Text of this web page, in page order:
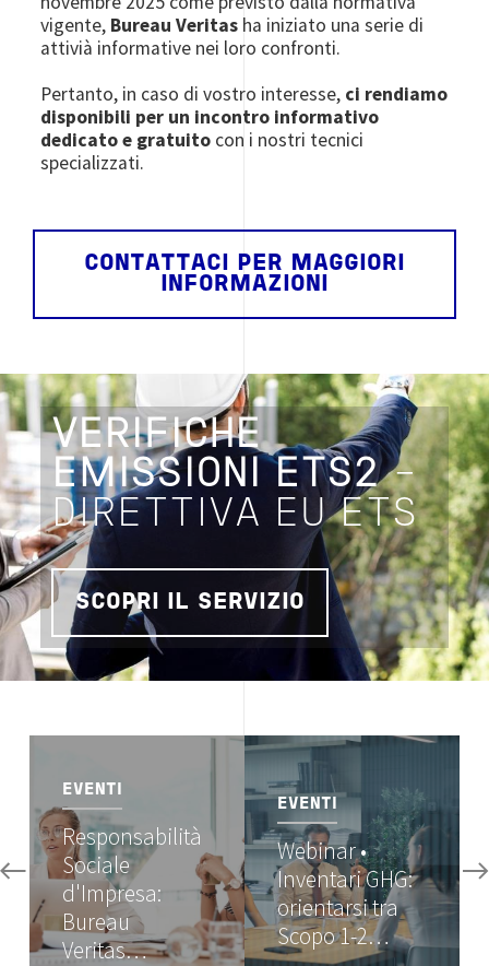
vigente, Bureau Veritas ha iniziato una serie di
attivià informative nei loro confronti.
Pertanto, in caso di vostro interesse, ci rendiamo
disponibili per un incontro informativo
dedicato e gratuito con i nostri tecnici
specializzati.
CONTATTACI PER MAGGIORI
INFORMAZIONI
VERIFICHE
EMISSIONI ETS2-
DIRETTIVA EU ETS
SCOPRI IL SERVIZIO
EVENTI
Responsabilità
Sociale
d'Impresa:
Bureau
Veritas…
Image
EVENTI
Webinar •
Inventari GHG:
orientarsi tra
Scopo 1-2…